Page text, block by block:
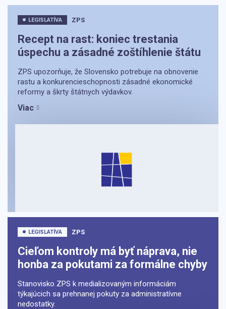
LEGISLATÍVA ZPS
Recept na rast: koniec trestania
úspechu a zásadné zoštíhlenie štátu
ZPS upozorňuje, že Slovensko potrebuje na obnovenie
rastu a konkurencieschopnosti zásadné ekonomické
reformy a škrty štátnych výdavkov.
Viac
LEGISLATÍVA ZPS
Cieľom kontroly má byť náprava, nie
honba za pokutami za formálne chyby
Stanovisko ZPS k medializovaným informáciám
týkajúcich sa prehnanej pokuty za administratívne
nedostatky.